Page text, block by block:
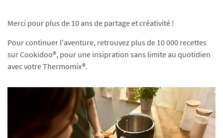
Merci pour plus de 10 ans de partage et créativité !
Pour continuer l'aventure, retrouvez plus de 10 000 recettes
sur Cookidoo®, pour une insipration sans limite au quotidien
avec votre Thermomix®.